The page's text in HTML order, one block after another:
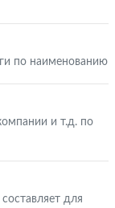
по наименованию
и т.д. по
для